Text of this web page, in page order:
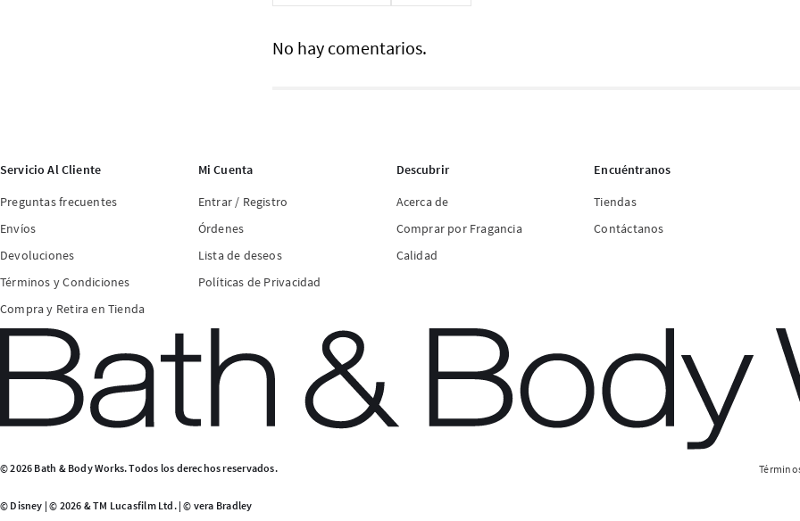
No hay comentarios.
Servicio Al Cliente
Preguntas frecuentes
Envíos
Devoluciones
Términos y Condiciones
Compra y Retira en Tienda
Mi Cuenta
Entrar / Registro
Órdenes
Lista de deseos
Políticas de Privacidad
Descubrir
Acerca de
Comprar por Fragancia
Calidad
Encuéntranos
Tiendas
Contáctanos
© 2026 Bath & Body Works. Todos los derechos reservados.
© Disney | © 2026 & TM Lucasfilm Ltd. | © vera Bradley